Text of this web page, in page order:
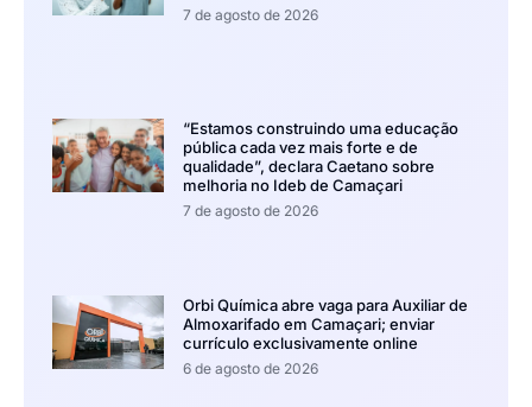
7 de agosto de 2026
“Estamos construindo uma educação
pública cada vez mais forte e de
qualidade”, declara Caetano sobre
melhoria no Ideb de Camaçari
7 de agosto de 2026
Orbi Química abre vaga para Auxiliar de
Almoxarifado em Camaçari; enviar
currículo exclusivamente online
6 de agosto de 2026